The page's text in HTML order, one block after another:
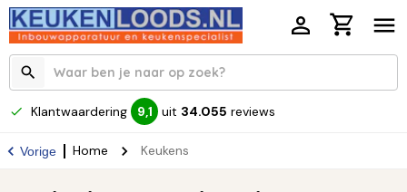
Klantwaardering 9,1 uit 34.055 reviews
Vorige Home Keukens